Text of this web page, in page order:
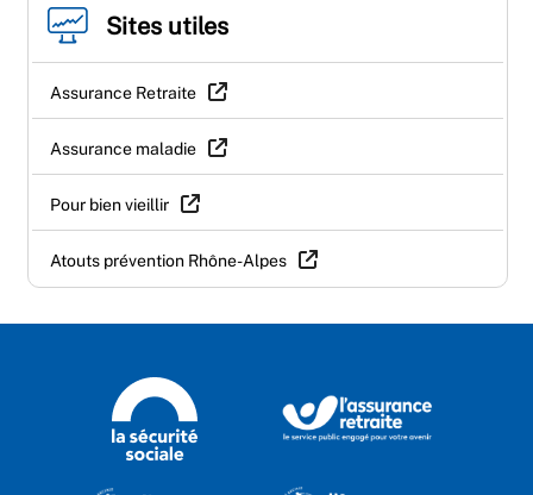
Sites utiles
Assurance Retraite
Assurance maladie
Pour bien vieillir
Atouts prévention Rhône-Alpes